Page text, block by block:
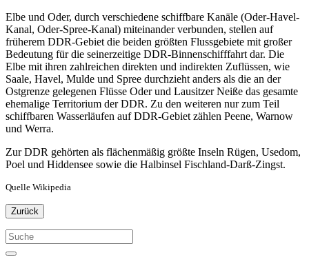
Elbe und Oder, durch verschiedene schiffbare Kanäle (Oder-Havel-
Kanal, Oder-Spree-Kanal) miteinander verbunden, stellen auf
früherem DDR-Gebiet die beiden größten Flussgebiete mit großer
Bedeutung für die seinerzeitige DDR-Binnenschifffahrt dar. Die
Elbe mit ihren zahlreichen direkten und indirekten Zuflüssen, wie
Saale, Havel, Mulde und Spree durchzieht anders als die an der
Ostgrenze gelegenen Flüsse Oder und Lausitzer Neiße das gesamte
ehemalige Territorium der DDR. Zu den weiteren nur zum Teil
schiffbaren Wasserläufen auf DDR-Gebiet zählen Peene, Warnow
und Werra.
Zur DDR gehörten als flächenmäßig größte Inseln Rügen, Usedom,
Poel und Hiddensee sowie die Halbinsel Fischland-Darß-Zingst.
Quelle Wikipedia
Zurück